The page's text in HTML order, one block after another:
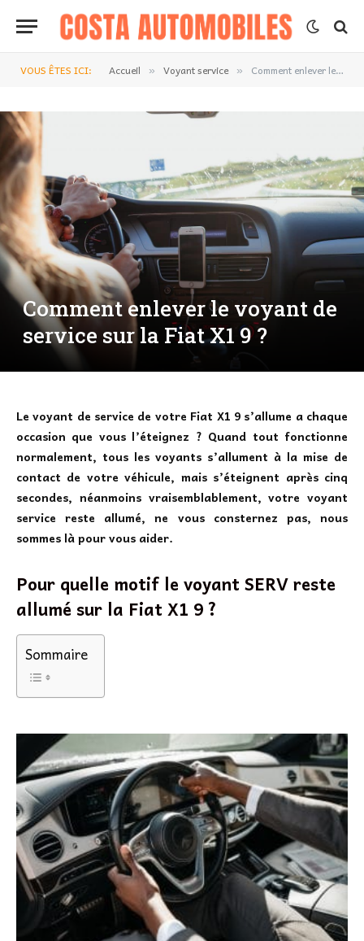
VOUS ÊTES ICI: Accueil » Voyant service » Comment enlever le voyant de service sur la Fiat X1 9 ?
Comment enlever le voyant de
service sur la Fiat X1 9 ?
Le voyant de service de votre Fiat X1 9 s’allume a chaque
occasion que vous l’éteignez ? Quand tout fonctionne
normalement, tous les voyants s’allument à la mise de
contact de votre véhicule, mais s’éteignent après cinq
secondes, néanmoins vraisemblablement, votre voyant
service reste allumé, ne vous consternez pas, nous
sommes là pour vous aider.
Pour quelle motif le voyant SERV reste
allumé sur la Fiat X1 9 ?
Sommaire